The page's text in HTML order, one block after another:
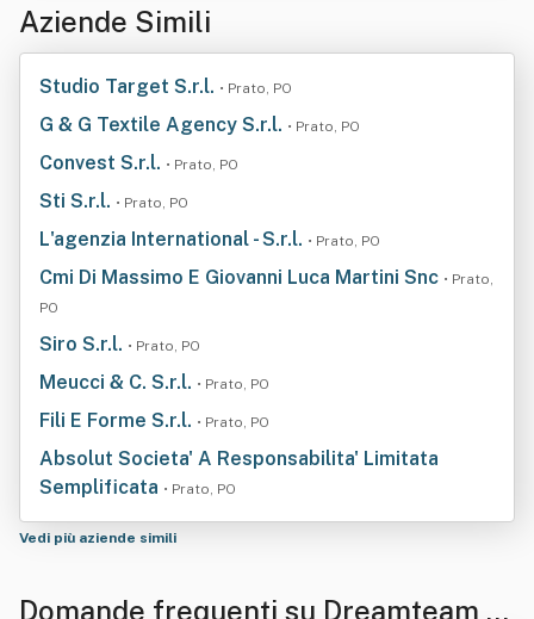
Aziende Simili
Studio Target S.r.l. • Prato, PO
G & G Textile Agency S.r.l. • Prato, PO
Convest S.r.l. • Prato, PO
Sti S.r.l. • Prato, PO
L'agenzia International - S.r.l. • Prato, PO
Cmi Di Massimo E Giovanni Luca Martini Snc • Prato,
PO
Siro S.r.l. • Prato, PO
Meucci & C. S.r.l. • Prato, PO
Fili E Forme S.r.l. • Prato, PO
Absolut Societa' A Responsabilita' Limitata
Semplificata • Prato, PO
Vedi più aziende simili
Domande frequenti su Dreamteam S